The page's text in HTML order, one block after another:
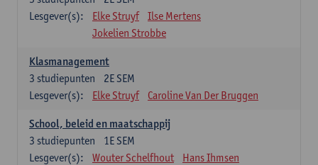
Lesgever(s):
Elke Struyf
Ilse Mertens
Jokelien Strobbe
Klasmanagement
2E SEM
3 studiepunten
Lesgever(s):
Elke Struyf Caroline Van Der Bruggen
School, beleid en maatschappij
1E SEM
3 studiepunten
Lesgever(s):
Wouter Schelfhout
Hans Ihmsen